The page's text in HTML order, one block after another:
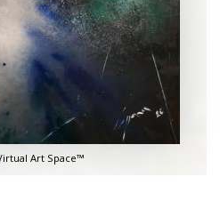
Art Space™